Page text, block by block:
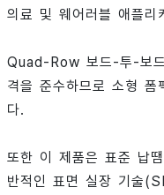
의료 및 웨어러블 애플리
Quad-Row 보드-투-보
격을 준수하므로 소형
다.
또한 이 제품은 표준 납
반적인 표면 실장 기술